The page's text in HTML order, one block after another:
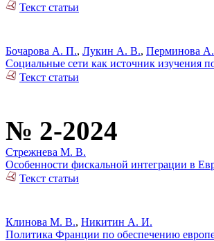
Текст статьи
Бочарова А. П., Лукин А. В., Перминова
Социальные сети как источник изучения
Текст статьи
№ 2-2024
Стрежнева М. В.
Особенности фискальной интеграции в
Текст статьи
Клинова М. В., Никитин А. И.
Политика Франции по обеспечению